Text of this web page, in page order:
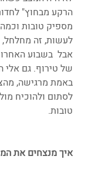
הרקע מבחוץ"
מספיק טובות
לעשות, זה
אבל  בשבוע
של טירוף. גם אלי
באמת מרגישה,
לסתום ולהוכיח
טובות.
איך מנצחים את